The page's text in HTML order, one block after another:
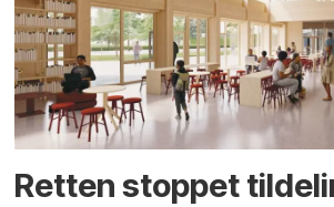
Retten stoppet